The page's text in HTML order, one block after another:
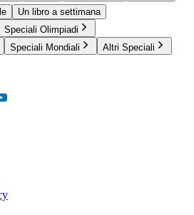
Un libro a settimana
Speciali Olimpiadi
Speciali Mondiali Altri Speciali